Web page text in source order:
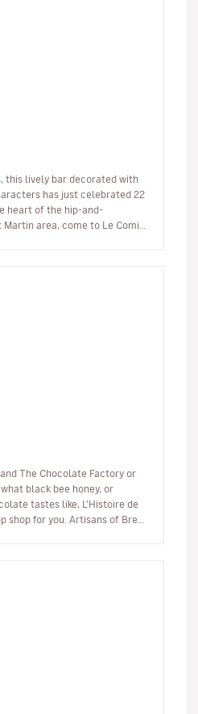
this lively bar decorated with
has just celebrated 22
heart of the hip-and-
area, come to Le Comix
The Chocolate Factory or
black bee honey, or
tastes like, L’Histoire de
shop for you. Artisans of Brest